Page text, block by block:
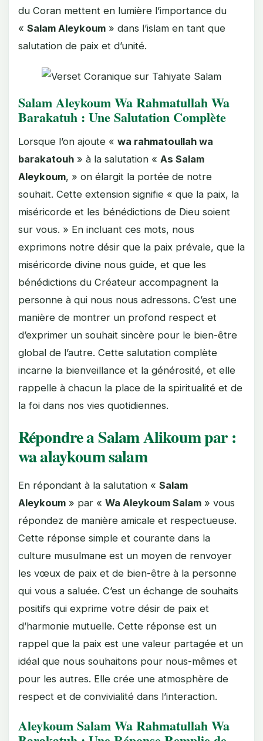
du Coran mettent en lumière l’importance du
« Salam Aleykoum » dans l’islam en tant que
salutation de paix et d’unité.
Salam Aleykoum Wa Rahmatullah Wa
Barakatuh : Une Salutation Complète
Lorsque l’on ajoute « wa rahmatoullah wa
barakatouh » à la salutation « As Salam
Aleykoum, » on élargit la portée de notre
souhait. Cette extension signifie « que la paix, la
miséricorde et les bénédictions de Dieu soient
sur vous. » En incluant ces mots, nous
exprimons notre désir que la paix prévale, que la
miséricorde divine nous guide, et que les
bénédictions du Créateur accompagnent la
personne à qui nous nous adressons. C’est une
manière de montrer un profond respect et
d’exprimer un souhait sincère pour le bien-être
global de l’autre. Cette salutation complète
incarne la bienveillance et la générosité, et elle
rappelle à chacun la place de la spiritualité et de
la foi dans nos vies quotidiennes.
Répondre a Salam Alikoum par :
wa alaykoum salam
En répondant à la salutation « Salam
Aleykoum » par « Wa Aleykoum Salam » vous
répondez de manière amicale et respectueuse.
Cette réponse simple et courante dans la
culture musulmane est un moyen de renvoyer
les vœux de paix et de bien-être à la personne
qui vous a saluée. C’est un échange de souhaits
positifs qui exprime votre désir de paix et
d’harmonie mutuelle. Cette réponse est un
rappel que la paix est une valeur partagée et un
idéal que nous souhaitons pour nous-mêmes et
pour les autres. Elle crée une atmosphère de
respect et de convivialité dans l’interaction.
Aleykoum Salam Wa Rahmatullah Wa